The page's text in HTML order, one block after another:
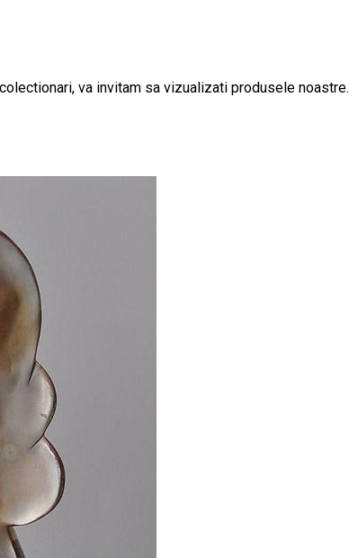
va invitam sa vizualizati produsele noastre.